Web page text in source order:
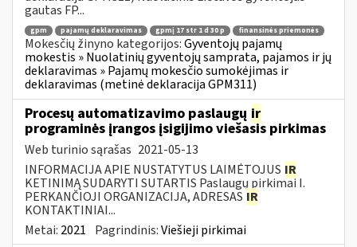
gautas FP...
gpm pajamų deklaravimas gpmį 17 str 1 d 30 p finansinės priemonės
Mokesčių žinyno kategorijos:Gyventojų pajamų
mokestis » Nuolatinių gyventojų samprata, pajamos ir jų
deklaravimas » Pajamų mokesčio sumokėjimas ir
deklaravimas (metinė deklaracija GPM311)
Procesų automatizavimo paslaugų ir
programinės įrangos įsigijimo viešasis pirkimas
Web turinio sąrašas 2021-05-13
INFORMACIJA APIE NUSTATYTUS LAIMĖTOJUS IR
KETINIMĄ SUDARYTI SUTARTIS Paslaugų pirkimai I.
PERKANČIOJI ORGANIZACIJA, ADRESAS IR
KONTAKTINIAI...
Metai: 2021 Pagrindinis:Viešieji pirkimai